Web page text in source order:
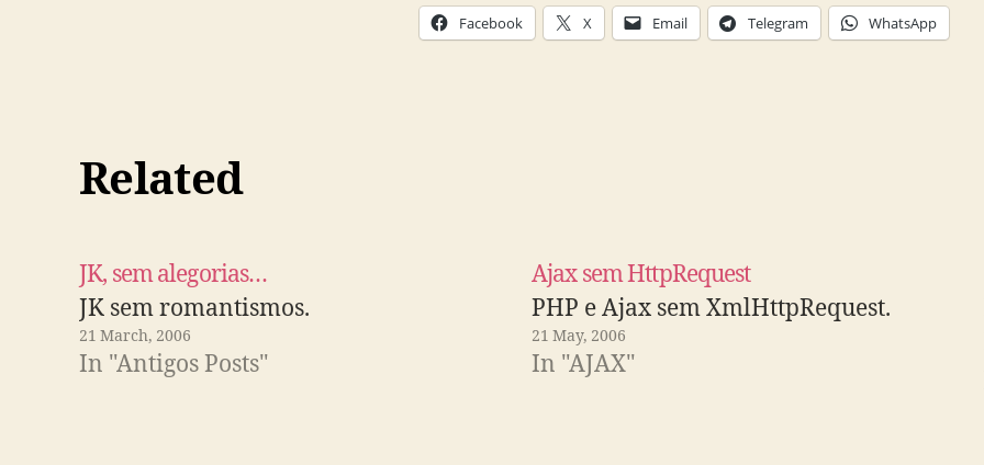
Facebook X Email Telegram WhatsApp
Related
JK, sem alegorias…
JK sem romantismos.
21 March, 2006
In "Antigos Posts"
Ajax sem HttpRequest
PHP e Ajax sem XmlHttpRequest.
21 May, 2006
In "AJAX"